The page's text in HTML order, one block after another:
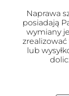
Naprawa
posiadają
wymiany
lub